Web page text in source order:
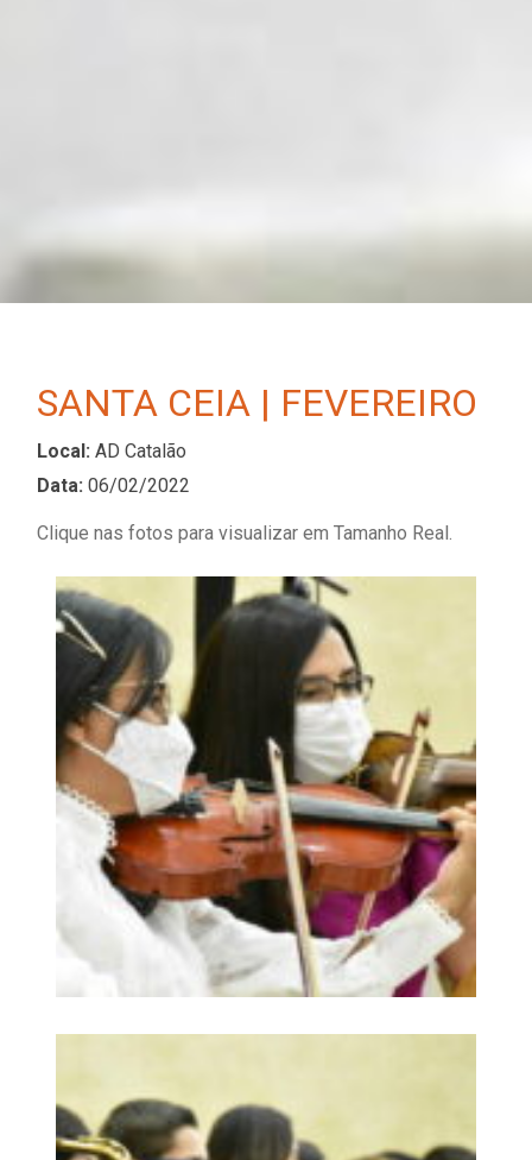
SANTA CEIA | FEVEREIRO
Local: AD Catalão
Data: 06/02/2022
Clique nas fotos para visualizar em Tamanho Real.